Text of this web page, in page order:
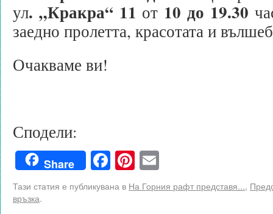
ул. „Кракра“ 11 от 10 до 19.30
заедно пролетта, красотата и
Очакваме ви!
Сподели:
Share Facebook
Pinterest
Тази статия е публикувана в На Горния рафт представя...,
връзка.